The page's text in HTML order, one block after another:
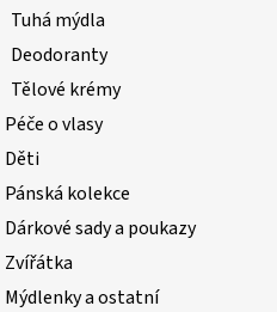
Tuhá mýdla
Deodoranty
Tělové krémy
Péče o vlasy
Děti
Pánská kolekce
Dárkové sady a poukazy
Zvířátka
Mýdlenky a ostatní